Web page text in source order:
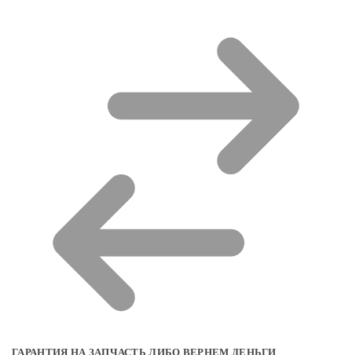
ГАРАНТИЯ НА ЗАПЧАСТЬ ЛИБО ВЕРНЕМ ДЕНЬГИ